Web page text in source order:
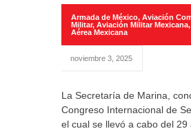
Armada de México, Aviación
Militar, Aviación Militar Mexicana,
Aérea Mexicana
noviembre 3, 2025
La Secretaría de Marina,
Congreso Internacional de
el cual se llevó a cabo del 29